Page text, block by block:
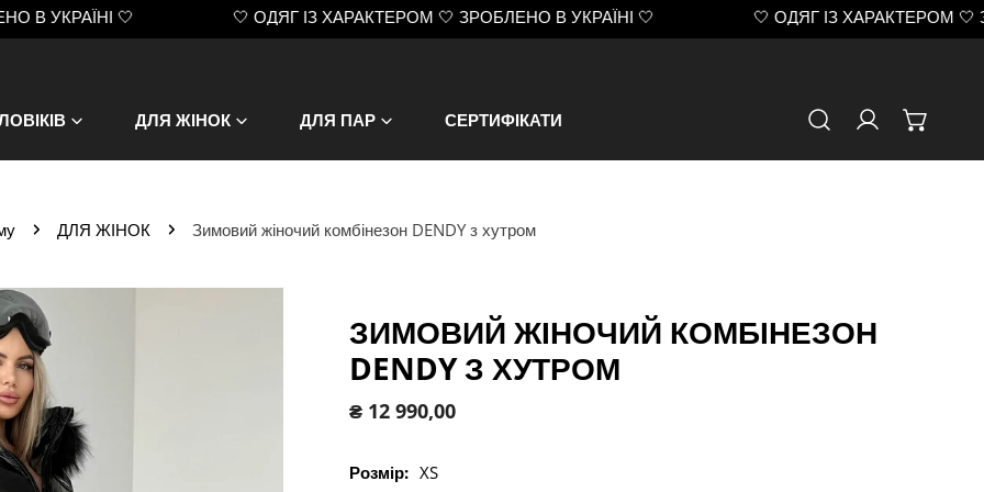
🤍 🤍 ОДЯГ ІЗ ХАРАКТЕРОМ 🤍 ЗРОБЛЕНО В УКРАЇНІ 🤍 🤍 ОДЯГ ІЗ ХАРАКТЕРОМ 🤍
ДЛЯ ЖІНОК ДЛЯ ПАР СЕРТИФІКАТИ
ДЛЯ ЖІНОК Зимовий жіночий комбінезон DENDY з хутром
ЗИМОВИЙ ЖІНОЧИЙ КОМБІНЕЗОН
DENDY З ХУТРОМ
Звичайна
₴ 12 990,00
Розмір: XS